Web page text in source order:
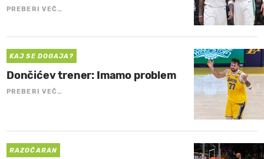
PREBERI VEČ…
KAJ SE DOGAJA?
Dončićev trener: Imamo problem
PREBERI VEČ…
RAZOČARAN